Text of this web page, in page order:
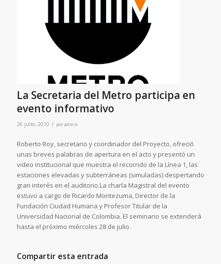
La Secretaria del Metro participa en
evento informativo
26 julio, 2010 / poradmin
Roberto Roy, secretario y coordinador del Proyecto, ofreció
unas breves palabras de apertura en el acto y presentó un
video institucional que muestra el recorrido de la Línea 1, las
estaciones elevadas y subterráneas (simuladas) despertando
gran interés en el auditorio.La charla Magistral del evento
estuvo a cargo de Ricardo Montezuma, Director de la
Fundación Ciudad Humana y Profesor Titular de la
Universidad Nacional de Colombia. El seminario se extenderá
hasta el próximo miércoles 28 de julio.
Compartir esta entrada